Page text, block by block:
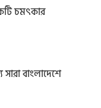
চমৎকার
বাংলাদেশে